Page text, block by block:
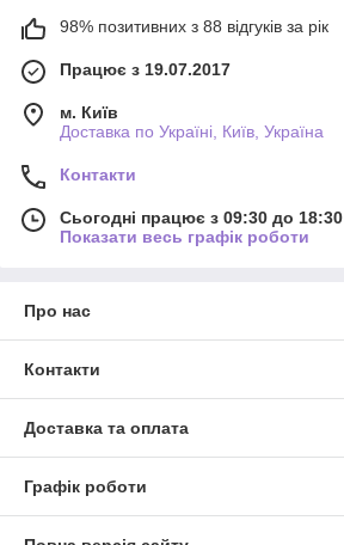
98% позитивних з 88 відгуків за рік
Працює з 19.07.2017
м. Київ
Доставка по Україні, Київ, Україна
Контакти
Сьогодні працює з 09:30 до 18:30
Показати весь графік роботи
Про нас
Контакти
Доставка та оплата
Графік роботи